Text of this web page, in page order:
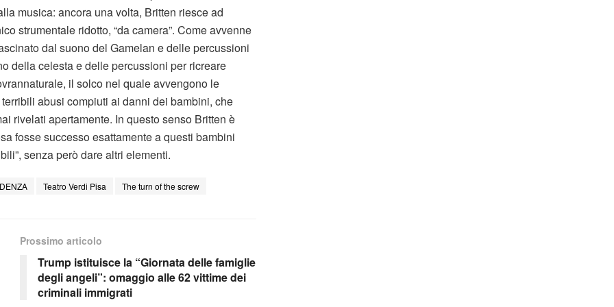
musica: ancora una volta, Britten riesce ad
strumentale ridotto, “da camera”. Come avvenne
dal suono del Gamelan e delle percussioni
della celesta e delle percussioni per ricreare
il solco nel quale avvengono le
abusi compiuti ai danni dei bambini, che
rivelati apertamente. In questo senso Britten è
fosse successo esattamente a questi bambini
senza però dare altri elementi.
Teatro Verdi Pisa The turn of the screw
Prossimo articolo
Trump istituisce la “Giornata delle famiglie
degli angeli”: omaggio alle 62 vittime dei
criminali immigrati